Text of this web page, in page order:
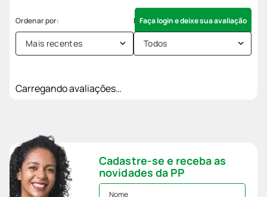
Faça login e deixe sua avaliação
Mais recentes Todos
Carregando avaliações…
Cadastre-se e receba as
novidades da PP